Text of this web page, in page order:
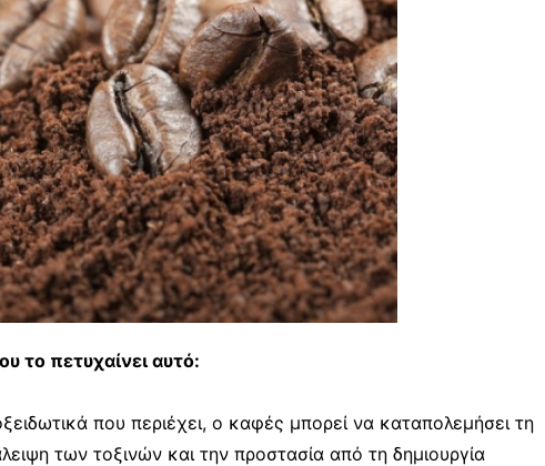
το πετυχαίνει αυτό:
που περιέχει, ο καφές μπορεί να καταπολεμήσει τη
των τοξινών και την προστασία από τη δημιουργία